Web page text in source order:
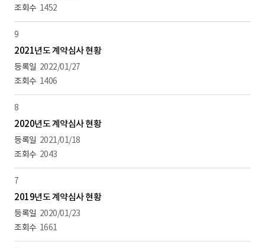
1452
9
2021년도 계약심사 현황
2022/01/27
1406
8
2020년도 계약심사 현황
2021/01/18
2043
7
2019년도 계약심사 현황
2020/01/23
1661